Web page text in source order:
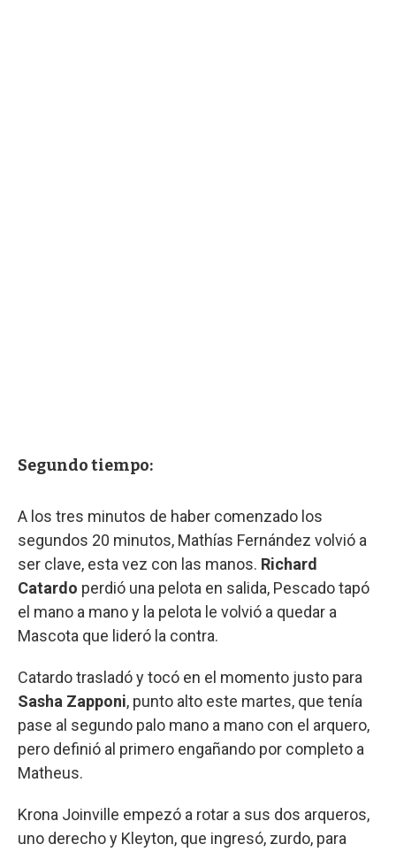
Segundo tiempo:
A los tres minutos de haber comenzado los
segundos 20 minutos, Mathías Fernández volvió a
ser clave, esta vez con las manos. Richard
Catardo perdió una pelota en salida, Pescado tapó
el mano a mano y la pelota le volvió a quedar a
Mascota que lideró la contra.
Catardo trasladó y tocó en el momento justo para
Sasha Zapponi, punto alto este martes, que tenía
pase al segundo palo mano a mano con el arquero,
pero definió al primero engañando por completo a
Matheus.
Krona Joinville empezó a rotar a sus dos arqueros,
uno derecho y Kleyton, que ingresó, zurdo, para